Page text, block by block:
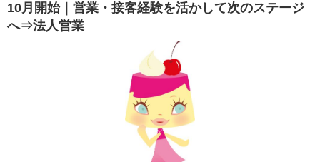
10月開始｜営業・接客経験を活かして次のステージ
へ⇒法人営業